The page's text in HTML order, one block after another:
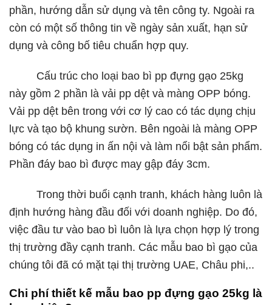
phần, hướng dẫn sử dụng và tên công ty. Ngoài ra
còn có một số thông tin về ngày sản xuất, hạn sử
dụng và công bố tiêu chuẩn hợp quy.
Cấu trúc cho loại bao bì pp đựng gạo 25kg
này gồm 2 phần là vải pp dệt và màng OPP bóng.
Vải pp dệt bên trong với cơ lý cao có tác dụng chịu
lực và tạo bộ khung sườn. Bên ngoài là màng OPP
bóng có tác dụng in ấn nội và làm nổi bật sản phẩm.
Phần đáy bao bì được may gập đáy 3cm.
Trong thời buổi cạnh tranh, khách hàng luôn là
định hướng hàng đầu đối với doanh nghiệp. Do đó,
việc đầu tư vào bao bì luôn là lựa chọn hợp lý trong
thị trường đầy cạnh tranh. Các mẫu bao bì gạo của
chúng tôi đã có mặt tại thị trường UAE, Châu phi,..
Chi phí thiết kế mẫu bao pp đựng gạo 25kg là